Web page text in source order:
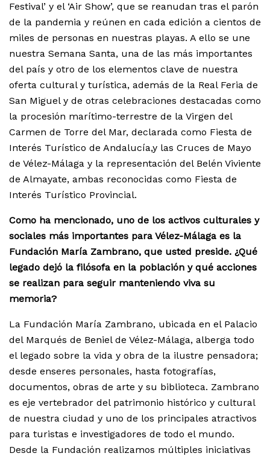
Festival’ y el ‘Air Show’, que se reanudan tras el parón
de la pandemia y reúnen en cada edición a cientos de
miles de personas en nuestras playas. A ello se une
nuestra Semana Santa, una de las más importantes
del país y otro de los elementos clave de nuestra
oferta cultural y turística, además de la Real Feria de
San Miguel y de otras celebraciones destacadas como
la procesión marítimo-terrestre de la Virgen del
Carmen de Torre del Mar, declarada como Fiesta de
Interés Turístico de Andalucía,y las Cruces de Mayo
de Vélez-Málaga y la representación del Belén Viviente
de Almayate, ambas reconocidas como Fiesta de
Interés Turístico Provincial.
Como ha mencionado, uno de los activos culturales y
sociales más importantes para Vélez-Málaga es la
Fundación María Zambrano, que usted preside. ¿Qué
legado dejó la filósofa en la población y qué acciones
se realizan para seguir manteniendo viva su
memoria?
La Fundación María Zambrano, ubicada en el Palacio
del Marqués de Beniel de Vélez-Málaga, alberga todo
el legado sobre la vida y obra de la ilustre pensadora;
desde enseres personales, hasta fotografías,
documentos, obras de arte y su biblioteca. Zambrano
es eje vertebrador del patrimonio histórico y cultural
de nuestra ciudad y uno de los principales atractivos
para turistas e investigadores de todo el mundo.
Desde la Fundación realizamos múltiples iniciativas